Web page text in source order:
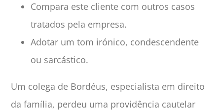
Compara este cliente com outros casos
tratados pela empresa.
Adotar um tom irónico, condescendente
ou sarcástico.
Um colega de Bordéus, especialista em direito
da família, perdeu uma providência cautelar